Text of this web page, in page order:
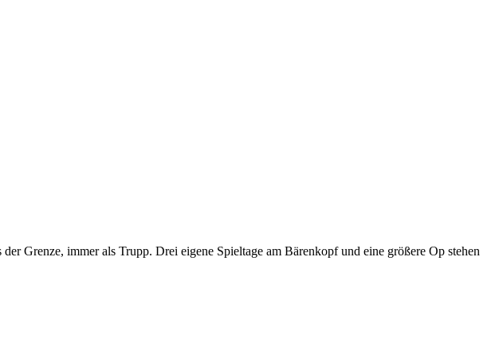
Grenze, immer als Trupp. Drei eigene Spieltage am Bärenkopf und eine größere Op stehen